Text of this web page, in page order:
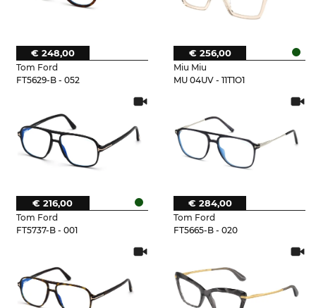
Tom Ford
FT5629-B - 052
€ 248,00
Miu Miu
MU 04UV - 11T1O1
€ 256,00
Tom Ford
FT5737-B - 001
€ 216,00
Tom Ford
FT5665-B - 020
€ 284,00